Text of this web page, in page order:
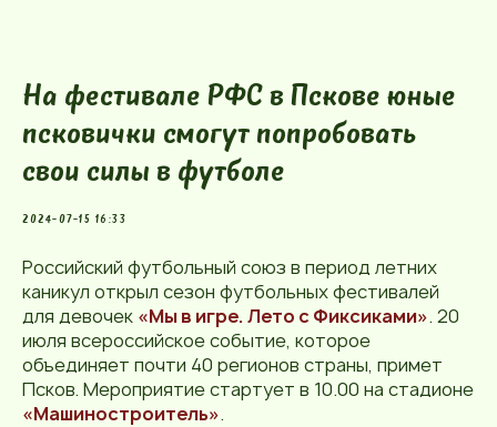
На фестивале РФС в Пскове юные
псковички смогут попробовать
свои силы в футболе
2024-07-15 16:33
Российский футбольный союз в период летних
каникул открыл сезон футбольных фестивалей
для девочек «Мы в игре. Лето с Фиксиками». 20
июля всероссийское событие, которое
объединяет почти 40 регионов страны, примет
Псков. Мероприятие стартует в 10.00 на стадионе
«Машиностроитель».